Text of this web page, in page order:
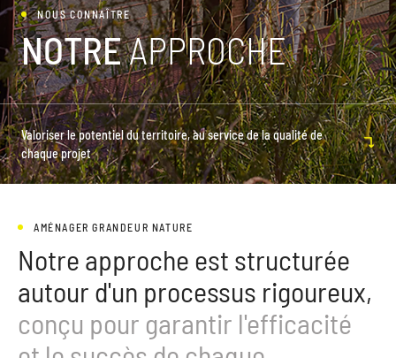
NOUS CONNAÎTRE
NOTREAPPROCHE
Valoriser le potentiel du territoire, au service de la qualité de
chaque projet
AMÉNAGER GRANDEUR NATURE
Notre approche est structurée
autour d'un processus rigoureux,
conçu pour garantir l'efficacité